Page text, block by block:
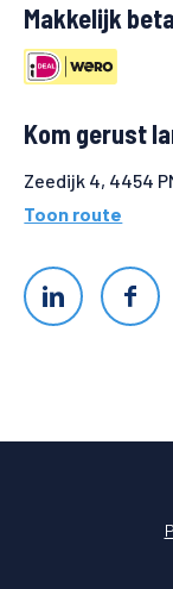
Makkelijk
Kom gerust
Zeedijk 4, 4454
Toon route